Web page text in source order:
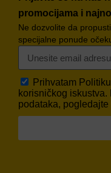
promocijama i
Ne dozvolite da
specijalne ponude
Prihvatam
korisničkog
podataka, pogledajte